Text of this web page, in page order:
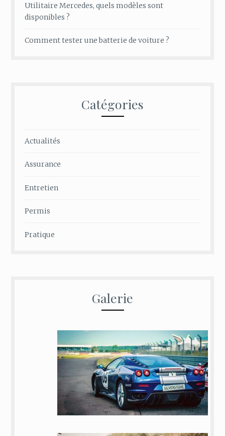
Utilitaire Mercedes, quels modèles sont
disponibles ?
Comment tester une batterie de voiture ?
Catégories
Actualités
Assurance
Entretien
Permis
Pratique
Galerie